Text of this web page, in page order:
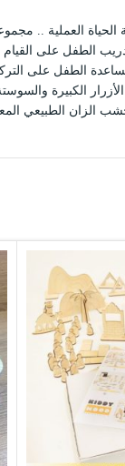
الملابس المصنوعة يدويا بدقة
الطفل على القيام
الطفل على
الكبيرة
الزان الطبيعي